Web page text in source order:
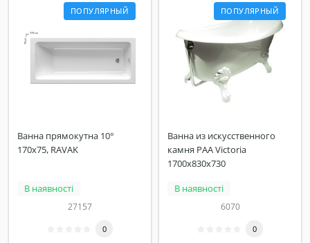
ПОПУЛЯРНЫЙ
Ванна прямокутна 10°
170x75, RAVAK
В наявності
27157
0
ПОПУЛЯРНЫЙ
Ванна из искусственного
камня PAA Victoria
1700x830x730
В наявності
6070
0